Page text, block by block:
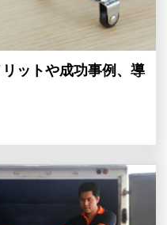
ットや成功事例、導